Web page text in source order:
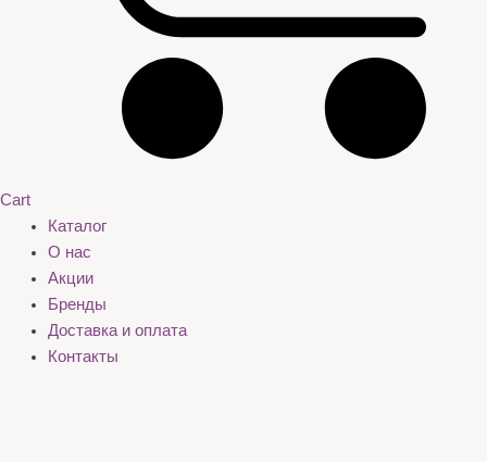
Cart
Каталог
О нас
Акции
Бренды
Доставка и оплата
Контакты